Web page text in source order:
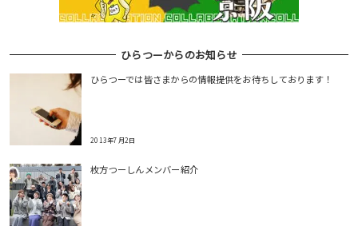
ひらつーからのお知らせ
ひらつーでは皆さまからの情報提供をお待ちしております！
2013年7月2日
枚方つーしんメンバー紹介